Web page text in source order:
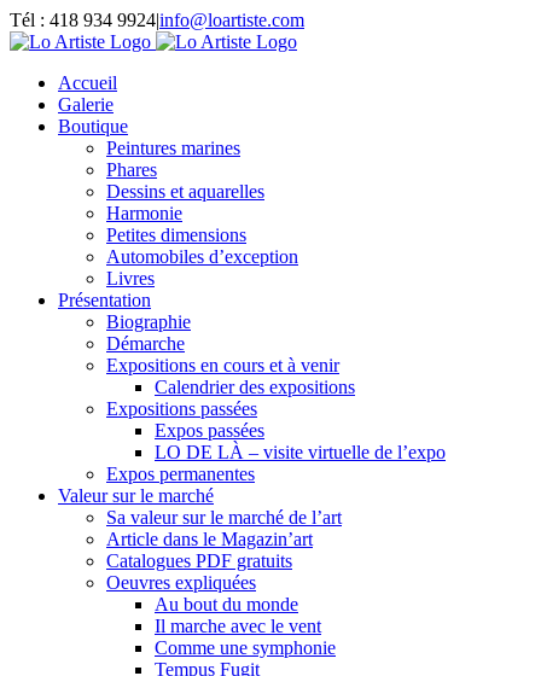
Passer
au
Tél : 418 934 9924|info@loartiste.com
Facebook
Instagram
Email
Pinterest
YouTube
Accueil
Galerie
Boutique
Peintures marines
Phares
Dessins et aquarelles
Harmonie
Petites dimensions
Automobiles d’exception
Livres
Présentation
Biographie
Démarche
Expositions en cours et à venir
Calendrier des expositions
Expositions passées
Expos passées
LO DE LÀ – visite virtuelle de l’expo
Expos permanentes
Valeur sur le marché
Sa valeur sur le marché de l’art
Article dans le Magazin’art
Catalogues PDF gratuits
Oeuvres expliquées
Au bout du monde
Il marche avec le vent
Comme une symphonie
Tempus Fugit